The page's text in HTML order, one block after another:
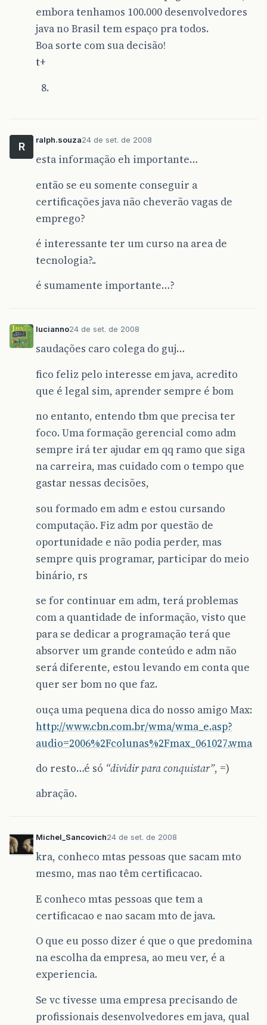
embora tenhamos 100.000 desenvolvedores
java no Brasil tem espaço pra todos.
Boa sorte com sua decisão!
t+
R
ralph.souza24 de set. de 2008
esta informação eh importante…
então se eu somente conseguir a
certificações java não cheverão vagas de
emprego?
é interessante ter um curso na area de
tecnologia?..
é sumamente importante…?
lucianno24 de set. de 2008
saudações caro colega do guj…
fico feliz pelo interesse em java, acredito
que é legal sim, aprender sempre é bom
no entanto, entendo tbm que precisa ter
foco. Uma formação gerencial como adm
sempre irá ter ajudar em qq ramo que siga
na carreira, mas cuidado com o tempo que
gastar nessas decisões,
sou formado em adm e estou cursando
computação. Fiz adm por questão de
oportunidade e não podia perder, mas
sempre quis programar, participar do meio
binário, rs
se for continuar em adm, terá problemas
com a quantidade de informação, visto que
para se dedicar a programação terá que
absorver um grande conteúdo e adm não
será diferente, estou levando em conta que
quer ser bom no que faz.
ouça uma pequena dica do nosso amigo Max:
http://www.cbn.com.br/wma/wma_e.asp?
audio=2006%2Fcolunas%2Fmax_061027.wma
do resto…é só “dividir para conquistar”, =)
abração.
Michel_Sancovich24 de set. de 2008
kra, conheco mtas pessoas que sacam mto
mesmo, mas nao têm certificacao.
E conheco mtas pessoas que tem a
certificacao e nao sacam mto de java.
O que eu posso dizer é que o que predomina
na escolha da empresa, ao meu ver, é a
experiencia.
Se vc tivesse uma empresa precisando de
profissionais desenvolvedores em java, qual